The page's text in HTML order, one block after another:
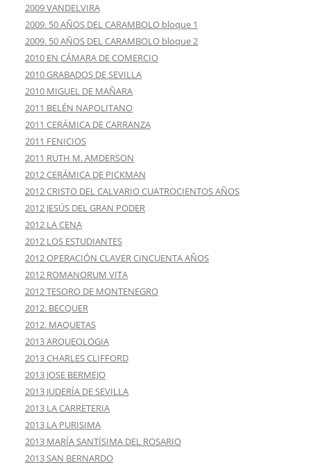
2009 VANDELVIRA
2009. 50 AÑOS DEL CARAMBOLO bloque 1
2009. 50 AÑOS DEL CARAMBOLO bloque 2
2010 EN CÁMARA DE COMERCIO
2010 GRABADOS DE SEVILLA
2010 MIGUEL DE MAÑARA
2011 BELÉN NAPOLITANO
2011 CERÁMICA DE CARRANZA
2011 FENICIOS
2011 RUTH M. AMDERSON
2012 CERÁMICA DE PICKMAN
2012 CRISTO DEL CALVARIO CUATROCIENTOS AÑOS
2012 JESÚS DEL GRAN PODER
2012 LA CENA
2012 LOS ESTUDIANTES
2012 OPERACIÓN CLAVER CINCUENTA AÑOS
2012 ROMANORUM VITA
2012 TESORO DE MONTENEGRO
2012. BECQUER
2012. MAQUETAS
2013 ARQUEOLOGIA
2013 CHARLES CLIFFORD
2013 JOSE BERMEJO
2013 JUDERÍA DE SEVILLA
2013 LA CARRETERIA
2013 LA PURISIMA
2013 MARÍA SANTÍSIMA DEL ROSARIO
2013 SAN BERNARDO